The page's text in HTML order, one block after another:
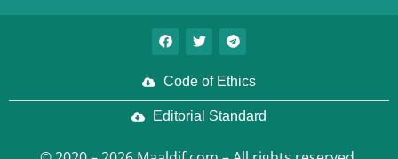
Code of Ethics
Editorial Standard